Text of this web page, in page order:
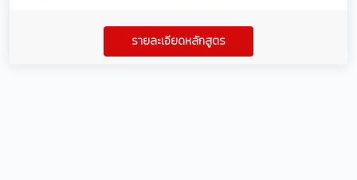
รายละเอียดหลักสูตร